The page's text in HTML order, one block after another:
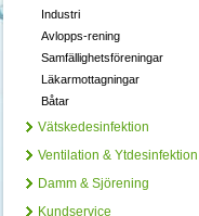
Industri
Avlopps-rening
Samfällighetsföreningar
Läkarmottagningar
Båtar
Vätskedesinfektion
Ventilation & Ytdesinfektion
Damm & Sjörening
Kundservice